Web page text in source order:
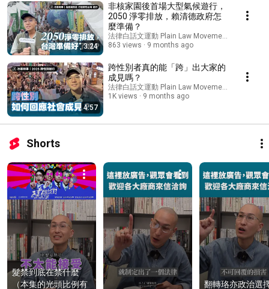
3:24
非核家園後首場大型氣候遊行，
2050 淨零排放，賴清德政府怎
麼準備？
法律白話文運動 Plain Law Movement
863 views
9 months ago
4:57
跨性別者真的能「跨」出大家的
成見嗎？
法律白話文運動 Plain Law Movement
1K views
9 months ago
Shorts
髮禁到底在禁什麼
（本集的光頭比例有
翻轉珞亦政治選